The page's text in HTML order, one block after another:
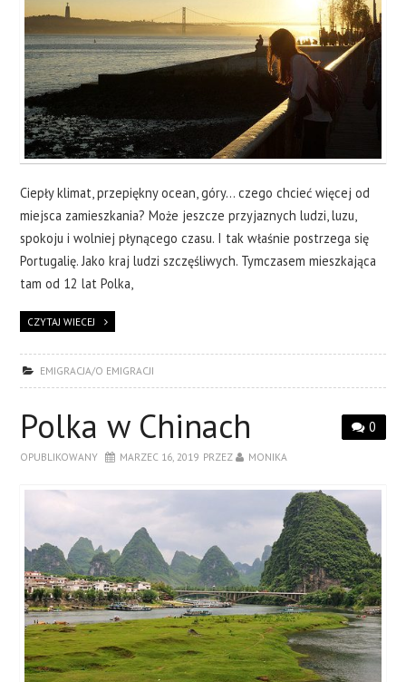
Ciepły klimat, przepiękny ocean, góry... czego chcieć więcej od
miejsca zamieszkania? Może jeszcze przyjaznych ludzi, luzu,
spokoju i wolniej płynącego czasu. I tak właśnie postrzega się
Portugalię. Jako kraj ludzi szczęśliwych. Tymczasem mieszkająca
tam od 12 lat Polka,
CZYTAJ WIECEJ
EMIGRACJA/O EMIGRACJI
0
Polka w Chinach
OPUBLIKOWANY MARZEC 16, 2019 PRZEZ MONIKA